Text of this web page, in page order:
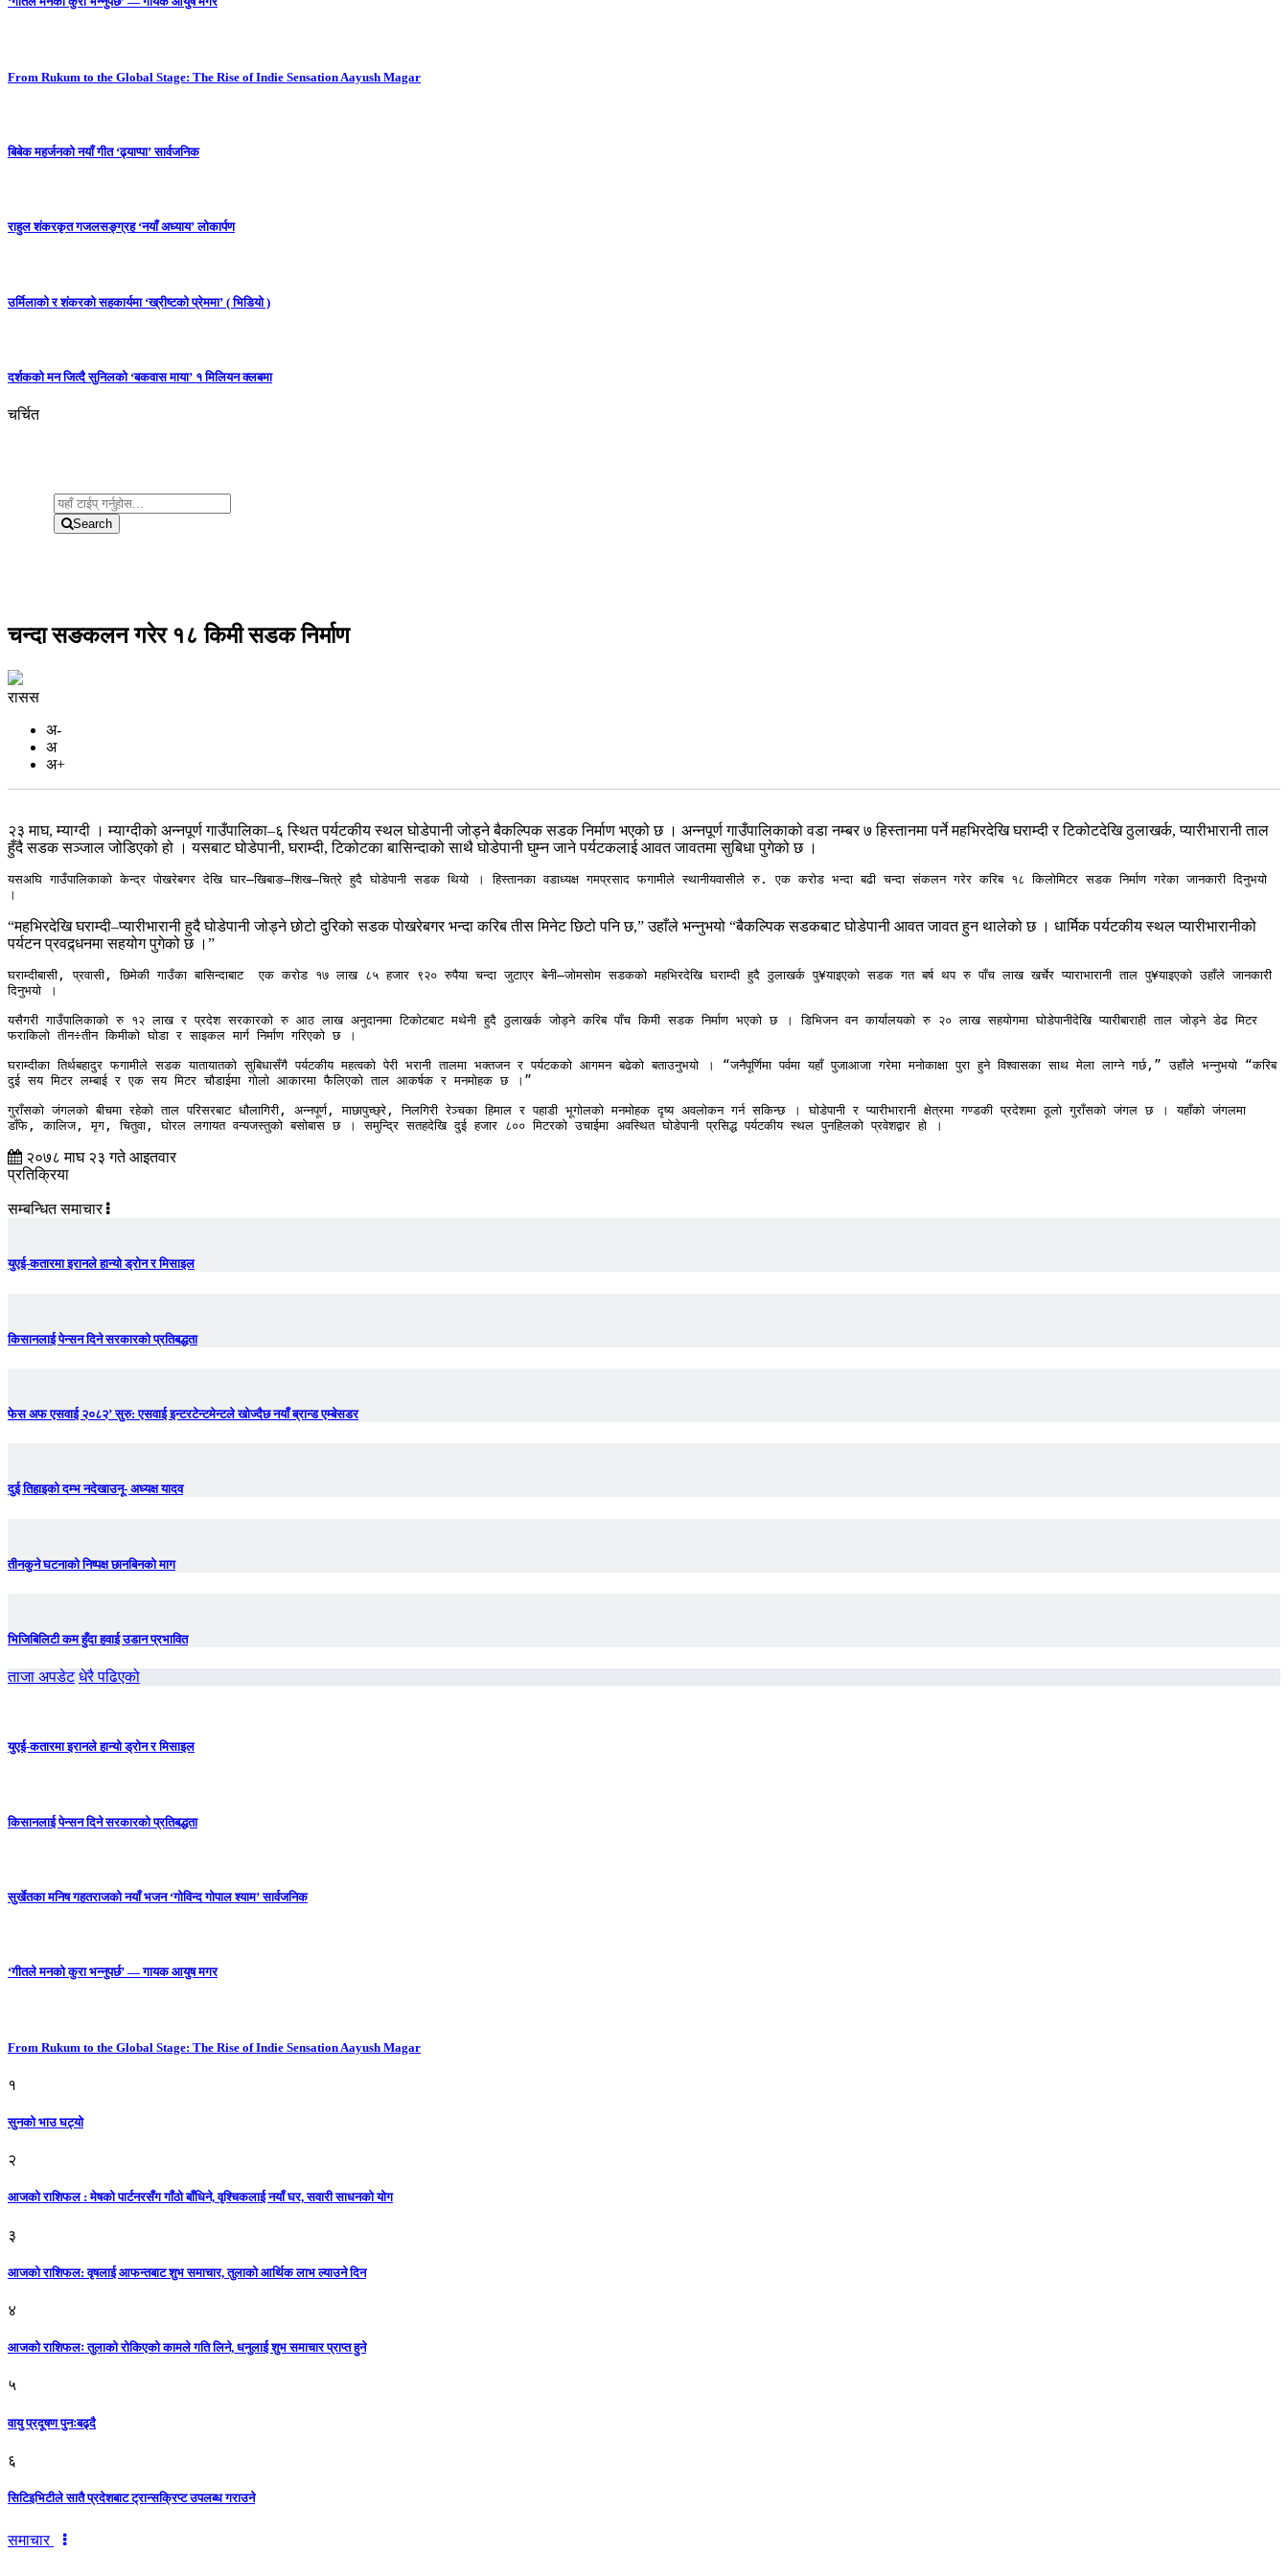
From Rukum to the Global Stage: The Rise of Indie Sensation Aayush Magar
बिबेक महर्जनको नयाँ गीत ‘ढ्याप्पा’ सार्वजनिक
राहुल शंकरकृत गजलसङ्ग्रह ‘नयाँ अध्याय’ लोकार्पण
उर्मिलाको र शंकरको सहकार्यमा ‘ख्रीष्टको प्रेममा’ ( भिडियो )
दर्शकको मन जित्दै सुनिलको ‘बकवास माया’ १ मिलियन क्लबमा
चर्चित
Search
चन्दा सङकलन गरेर १८ किमी सडक निर्माण
रासस
अ-
अ
अ+
२३ माघ, म्याग्दी । म्याग्दीको अन्नपूर्ण गाउँपालिका–६ स्थित पर्यटकीय स्थल घोडेपानी जोड्ने बैकल्पिक सडक निर्माण भएको छ । अन्नपूर्ण गाउँपालिकाको वडा नम्बर ७ हिस्तानमा पर्ने महभिरदेखि घराम्दी र टिकोटदेखि ठुलाखर्क, प्यारीभारानी ताल
हुँदै सडक सञ्जाल जोडिएको हो । यसबाट घोडेपानी, घराम्दी, टिकोटका बासिन्दाको साथै घोडेपानी घुम्न जाने पर्यटकलाई आवत जावतमा सुबिधा पुगेको छ ।
यसअघि गाउँपालिकाको केन्द्र पोखरेबगर देखि घार–खिबाङ–शिख–चित्रे हुदै घोडेपानी सडक थियो । हिस्तानका वडाध्यक्ष गमप्रसाद फगामीले स्थानीयवासीले रु. एक करोड भन्दा बढी चन्दा संकलन गरेर करिब १८ किलोमिटर सडक निर्माण गरेका जानकारी दिनुभयो
।
“महभिरदेखि घराम्दी–प्यारीभारानी हुदै घोडेपानी जोड्ने छोटो दुरिको सडक पोखरेबगर भन्दा करिब तीस मिनेट छिटो पनि छ,” उहाँले भन्नुभयो “बैकल्पिक सडकबाट घोडेपानी आवत जावत हुन थालेको छ । धार्मिक पर्यटकीय स्थल प्यारीभारानीको
पर्यटन प्रवद्र्धनमा सहयोग पुगेको छ ।”
घराम्दीबासी, प्रवासी, छिमेकी गाउँका बासिन्दाबाट  एक करोड १७ लाख ८५ हजार ९२० रुपैया चन्दा जुटाएर बेनी–जोमसोम सडकको महभिरदेखि घराम्दी हुदै ठुलाखर्क पु¥याइएको सडक गत बर्ष थप रु पाँच लाख खर्चेर प्याराभारानी ताल पु¥याइएको उहाँले जानकारी
दिनुभयो ।
यसैगरी गाउँपालिकाको रु १२ लाख र प्रदेश सरकारको रु आठ लाख अनुदानमा टिकोटबाट मथेनी हुदै ठुलाखर्क जोड्ने करिब पाँच किमी सडक निर्माण भएको छ । डिभिजन वन कार्यालयको रु २० लाख सहयोगमा घोडेपानीदेखि प्यारीबाराही ताल जोड्ने डेढ मिटर
फराकिलो तीन÷तीन किमीको घोडा र साइकल मार्ग निर्माण गरिएको छ ।
घराम्दीका तिर्थबहादुर फगामीले सडक यातायातको सुबिधासँगै पर्यटकीय महत्वको पेरी भरानी तालमा भक्तजन र पर्यटकको आगमन बढेको बताउनुभयो । “जनैपूर्णिमा पर्वमा यहाँ पुजाआजा गरेमा मनोकाक्षा पुरा हुने विश्वासका साथ मेला लाग्ने गर्छ,” उहाँले भन्नुभयो “करिब
दुई सय मिटर लम्बाई र एक सय मिटर चौडाईमा गोलो आकारमा फैलिएको ताल आकर्षक र मनमोहक छ ।”
गुराँसको जंगलको बीचमा रहेको ताल परिसरबाट धौलागिरी, अन्नपूर्ण, माछापुच्छ्रे, निलगिरी रेञ्चका हिमाल र पहाडी भूगोलको मनमोहक दृष्य अवलोकन गर्न सकिन्छ । घोडेपानी र प्यारीभारानी क्षेत्रमा गण्डकी प्रदेशमा ठूलो गुराँसको जंगल छ । यहाँको जंगलमा
डाँफे, कालिज, मृग, चितुवा, घोरल लगायत वन्यजस्तुको बसोबास छ । समुन्द्रि सतहदेखि दुई हजार ८०० मिटरको उचाईमा अवस्थित घोडेपानी प्रसिद्ध पर्यटकीय स्थल पुनहिलको प्रवेशद्वार हो ।
२०७८ माघ २३ गते आइतवार
प्रतिक्रिया
सम्बन्धित समाचार
युएई-कतारमा इरानले हान्यो ड्रोन र मिसाइल
किसानलाई पेन्सन दिने सरकारको प्रतिबद्धता
फेस अफ एसवाई २०८२’ सुरु: एसवाई इन्टरटेन्टमेन्टले खोज्दैछ नयाँ ब्रान्ड एम्बेसडर
दुई तिहाइको दम्भ नदेखाउनू- अध्यक्ष यादव
तीनकुने घटनाकाे निष्पक्ष छानबिनकाे माग
भिजिबिलिटी कम हुँदा हवाई उडान प्रभावित
ताजा अपडेट धेरै पढिएको
युएई-कतारमा इरानले हान्यो ड्रोन र मिसाइल
किसानलाई पेन्सन दिने सरकारको प्रतिबद्धता
सुर्खेतका मनिष गहतराजको नयाँ भजन ‘गोविन्द गोपाल श्याम’ सार्वजनिक
‘गीतले मनको कुरा भन्नुपर्छ’ — गायक आयुष मगर
From Rukum to the Global Stage: The Rise of Indie Sensation Aayush Magar
१
सुनको भाउ घट्याे
२
आजको राशिफल : मेषको पार्टनरसँग गाँठो बाँधिने, वृश्चिकलाई नयाँ घर, सवारी साधनकाे याेग
३
आजकाे राशिफल: वृषलाई आफन्तबाट शुभ समाचार, तुलाकाे आर्थिक लाभ ल्याउने दिन
४
आजको राशिफलः तुलाकाे रोकिएको कामले गति लिने, धनुलाई शुभ समाचार प्राप्त हुने
५
वायु प्रदूषण पुनःबढ्दै
६
सिटिइभिटीले सातै प्रदेशबाट ट्रान्सक्रिप्ट उपलब्ध गराउने
समाचार